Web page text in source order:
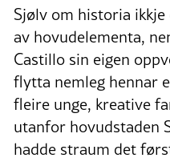
Sjølv om historia
av hovudelementa,
Castillo sin eigen
flytta nemleg hennar
fleire unge, kreative
utanfor hovudstaden
hadde straum det